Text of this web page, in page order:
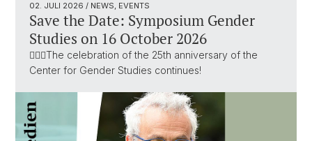
02. JULI 2026 / NEWS, EVENTS
Save the Date: Symposium Gender
Studies on 16 October 2026
🏳️‍🌈✨The celebration of the 25th anniversary of the
Center for Gender Studies continues!